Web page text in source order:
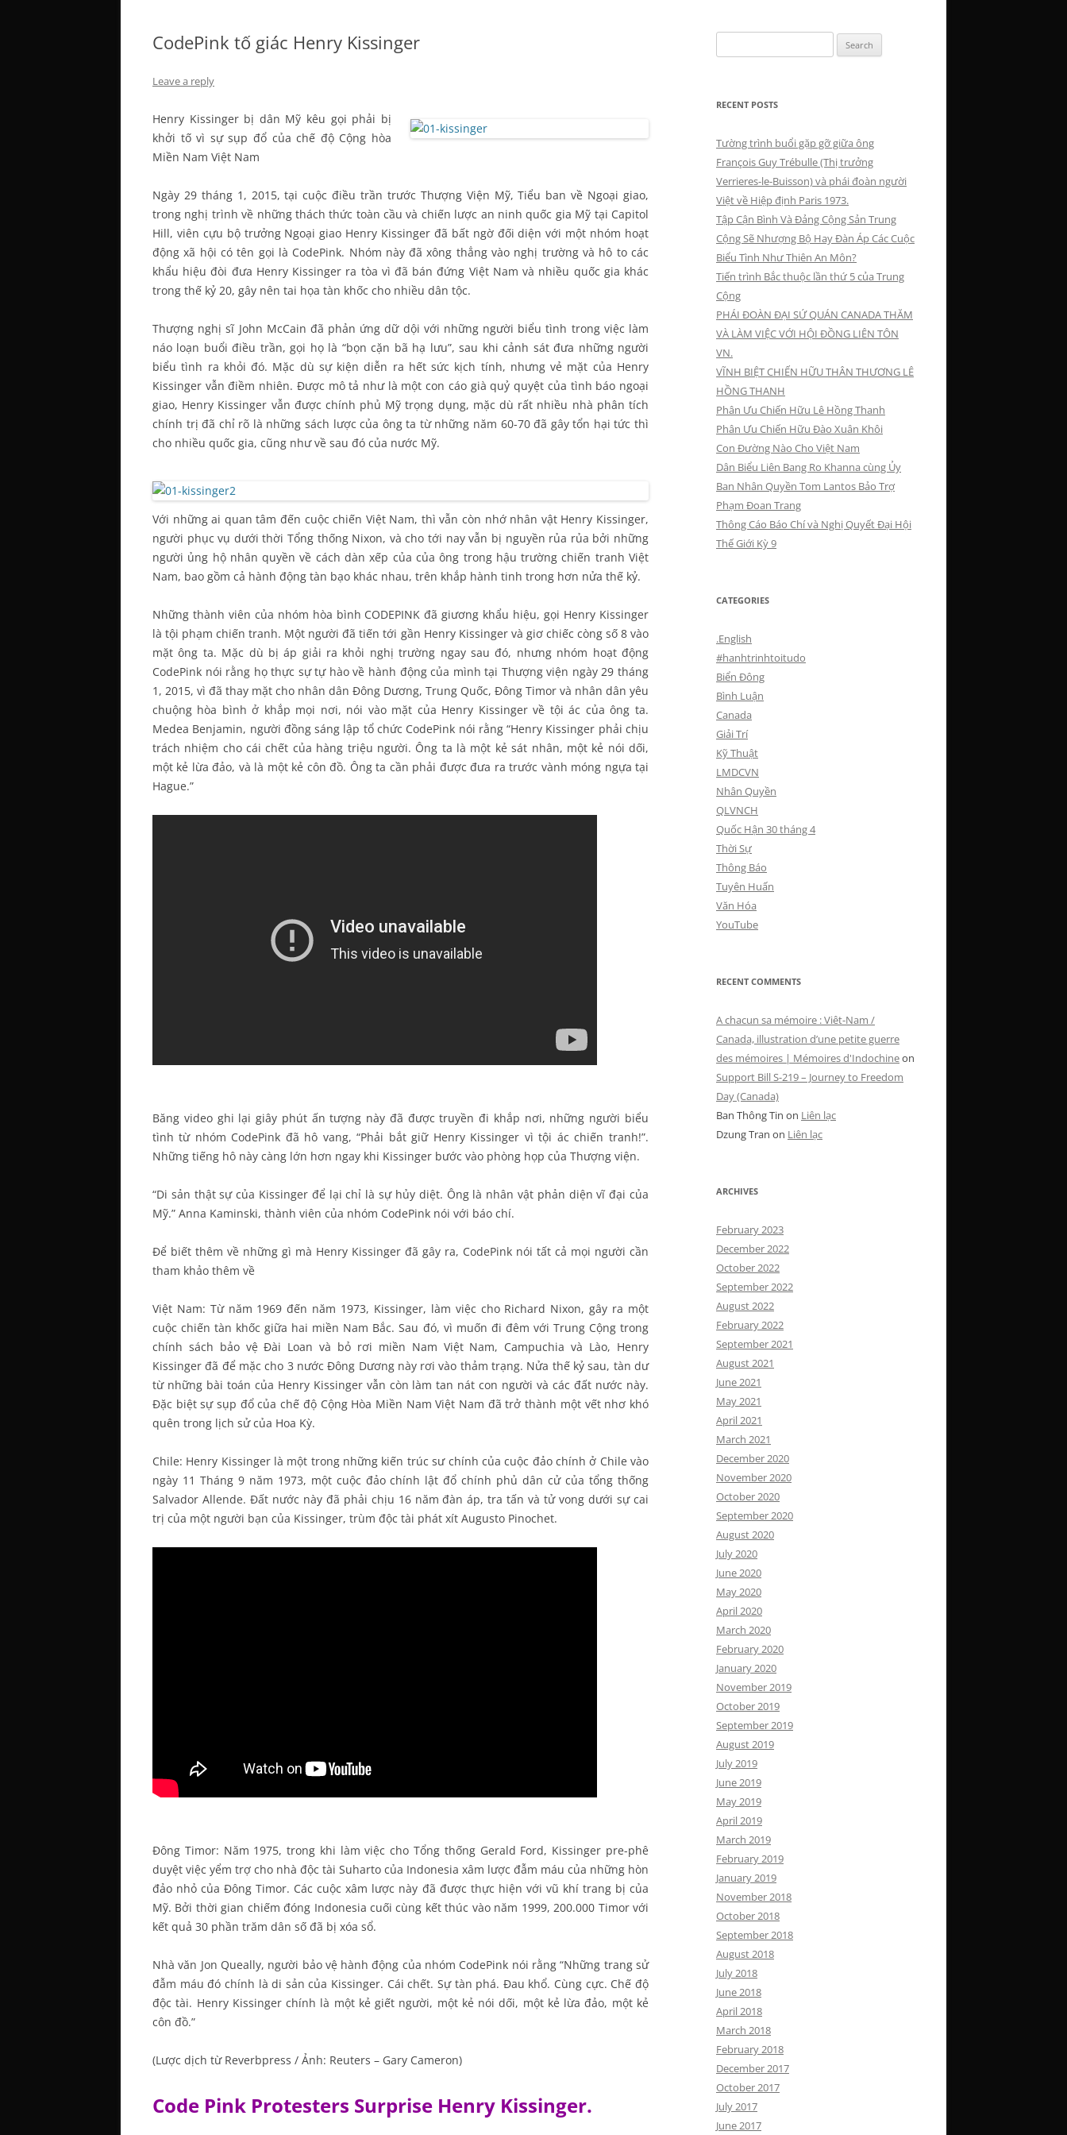
CodePink tố giác Henry Kissinger
Leave a reply
Henry Kissinger bị dân Mỹ kêu gọi phải bị
khởi tố vì sự sụp đổ của chế độ Cộng hòa
Miền Nam Việt Nam
Ngày 29 tháng 1, 2015, tại cuộc điều trần trước Thượng Viện Mỹ, Tiểu ban về Ngoại giao,
trong nghị trình về những thách thức toàn cầu và chiến lược an ninh quốc gia Mỹ tại Capitol
Hill, viên cựu bộ trưởng Ngoại giao Henry Kissinger đã bất ngờ đối diện với một nhóm hoạt
động xã hội có tên gọi là CodePink. Nhóm này đã xông thẳng vào nghị trường và hô to các
khẩu hiệu đòi đưa Henry Kissinger ra tòa vì đã bán đứng Việt Nam và nhiều quốc gia khác
trong thế kỷ 20, gây nên tai họa tàn khốc cho nhiều dân tộc.
Thượng nghị sĩ John McCain đã phản ứng dữ dội với những người biểu tình trong việc làm
náo loạn buổi điều trần, gọi họ là “bọn cặn bã hạ lưu”, sau khi cảnh sát đưa những người
biểu tình ra khỏi đó. Mặc dù sự kiện diễn ra hết sức kịch tính, nhưng vẻ mặt của Henry
Kissinger vẫn điềm nhiên. Được mô tả như là một con cáo già quỷ quyệt của tình báo ngoại
giao, Henry Kissinger vẫn được chính phủ Mỹ trọng dụng, mặc dù rất nhiều nhà phân tích
chính trị đã chỉ rõ là những sách lược của ông ta từ những năm 60-70 đã gây tổn hại tức thì
cho nhiều quốc gia, cũng như về sau đó của nước Mỹ.
Với những ai quan tâm đến cuộc chiến Việt Nam, thì vẫn còn nhớ nhân vật Henry Kissinger,
người phục vụ dưới thời Tổng thống Nixon, và cho tới nay vẫn bị nguyền rủa rủa bởi những
người ủng hộ nhân quyền về cách dàn xếp của của ông trong hậu trường chiến tranh Việt
Nam, bao gồm cả hành động tàn bạo khác nhau, trên khắp hành tinh trong hơn nửa thế kỷ.
Những thành viên của nhóm hòa bình CODEPINK đã giương khẩu hiệu, gọi Henry Kissinger
là tội phạm chiến tranh. Một người đã tiến tới gần Henry Kissinger và giơ chiếc còng số 8 vào
mặt ông ta. Mặc dù bị áp giải ra khỏi nghị trường ngay sau đó, nhưng nhóm hoạt động
CodePink nói rằng họ thực sự tự hào về hành động của mình tại Thượng viện ngày 29 tháng
1, 2015, vì đã thay mặt cho nhân dân Đông Dương, Trung Quốc, Đông Timor và nhân dân yêu
chuộng hòa bình ở khắp mọi nơi, nói vào mặt của Henry Kissinger về tội ác của ông ta.
Medea Benjamin, người đồng sáng lập tổ chức CodePink nói rằng “Henry Kissinger phải chịu
trách nhiệm cho cái chết của hàng triệu người. Ông ta là một kẻ sát nhân, một kẻ nói dối,
một kẻ lừa đảo, và là một kẻ côn đồ. Ông ta cần phải được đưa ra trước vành móng ngựa tại
Hague.”
Băng video ghi lại giây phút ấn tượng này đã được truyền đi khắp nơi, những người biểu
tình từ nhóm CodePink đã hô vang, “Phải bắt giữ Henry Kissinger vì tội ác chiến tranh!”.
Những tiếng hô này càng lớn hơn ngay khi Kissinger bước vào phòng họp của Thượng viện.
“Di sản thật sự của Kissinger để lại chỉ là sự hủy diệt. Ông là nhân vật phản diện vĩ đại của
Mỹ.” Anna Kaminski, thành viên của nhóm CodePink nói với báo chí.
Để biết thêm về những gì mà Henry Kissinger đã gây ra, CodePink nói tất cả mọi người cần
tham khảo thêm về
Việt Nam: Từ năm 1969 đến năm 1973, Kissinger, làm việc cho Richard Nixon, gây ra một
cuộc chiến tàn khốc giữa hai miền Nam Bắc. Sau đó, vì muốn đi đêm với Trung Cộng trong
chính sách bảo vệ Đài Loan và bỏ rơi miền Nam Việt Nam, Campuchia và Lào, Henry
Kissinger đã để mặc cho 3 nước Đông Dương này rơi vào thảm trạng. Nửa thế kỷ sau, tàn dư
từ những bài toán của Henry Kissinger vẫn còn làm tan nát con người và các đất nước này.
Đặc biệt sự sụp đổ của chế độ Cộng Hòa Miền Nam Việt Nam đã trở thành một vết nhơ khó
quên trong lịch sử của Hoa Kỳ.
Chile: Henry Kissinger là một trong những kiến trúc sư chính của cuộc đảo chính ở Chile vào
ngày 11 Tháng 9 năm 1973, một cuộc đảo chính lật đổ chính phủ dân cử của tổng thống
Salvador Allende. Đất nước này đã phải chịu 16 năm đàn áp, tra tấn và tử vong dưới sự cai
trị của một người bạn của Kissinger, trùm độc tài phát xít Augusto Pinochet.
Đông Timor: Năm 1975, trong khi làm việc cho Tổng thống Gerald Ford, Kissinger pre-phê
duyệt việc yểm trợ cho nhà độc tài Suharto của Indonesia xâm lược đẫm máu của những hòn
đảo nhỏ của Đông Timor. Các cuộc xâm lược này đã được thực hiện với vũ khí trang bị của
Mỹ. Bởi thời gian chiếm đóng Indonesia cuối cùng kết thúc vào năm 1999, 200.000 Timor với
kết quả 30 phần trăm dân số đã bị xóa sổ.
Nhà văn Jon Queally, người bảo vệ hành động của nhóm CodePink nói rằng “Những trang sử
đẫm máu đó chính là di sản của Kissinger. Cái chết. Sự tàn phá. Đau khổ. Cùng cực. Chế độ
độc tài. Henry Kissinger chính là một kẻ giết người, một kẻ nói dối, một kẻ lừa đảo, một kẻ
côn đồ.”
(Lược dịch từ Reverbpress / Ảnh: Reuters – Gary Cameron)
Code Pink Protesters Surprise Henry Kissinger.
for:
RECENT POSTS
Tường trình buổi gặp gỡ giữa ông
François Guy Trébulle (Thị trưởng
Verrieres-le-Buisson) và phái đoàn người
Việt về Hiệp định Paris 1973.
Tập Cận Bình Và Đảng Cộng Sản Trung
Cộng Sẽ Nhượng Bộ Hay Đàn Áp Các Cuộc
Biểu Tình Như Thiên An Môn?
Tiến trình Bắc thuộc lần thứ 5 của Trung
Cộng
PHÁI ĐOÀN ĐẠI SỨ QUÁN CANADA THĂM
VÀ LÀM VIỆC VỚI HỘI ĐỒNG LIÊN TÔN
VN.
VĨNH BIỆT CHIẾN HỮU THÂN THƯƠNG LÊ
HỒNG THANH
Phân Ưu Chiến Hữu Lê Hồng Thanh
Phân Ưu Chiến Hữu Đào Xuân Khôi
Con Đường Nào Cho Việt Nam
Dân Biểu Liên Bang Ro Khanna cùng Ủy
Ban Nhân Quyền Tom Lantos Bảo Trợ
Phạm Đoan Trang
Thông Cáo Báo Chí và Nghị Quyết Đại Hội
Thế Giới Kỳ 9
CATEGORIES
.English
#hanhtrinhtoitudo
Biển Đông
Bình Luận
Canada
Giải Trí
Kỹ Thuật
LMDCVN
Nhân Quyền
QLVNCH
Quốc Hận 30 tháng 4
Thời Sự
Thông Báo
Tuyên Huấn
Văn Hóa
YouTube
RECENT COMMENTS
A chacun sa mémoire : Viêt-Nam /
Canada, illustration d’une petite guerre
des mémoires | Mémoires d'Indochineon
Support Bill S-219 – Journey to Freedom
Day (Canada)
Ban Thông Tin on Liên lạc
Dzung Tran on Liên lạc
ARCHIVES
February 2023
December 2022
October 2022
September 2022
August 2022
February 2022
September 2021
August 2021
June 2021
May 2021
April 2021
March 2021
December 2020
November 2020
October 2020
September 2020
August 2020
July 2020
June 2020
May 2020
April 2020
March 2020
February 2020
January 2020
November 2019
October 2019
September 2019
August 2019
July 2019
June 2019
May 2019
April 2019
March 2019
February 2019
January 2019
November 2018
October 2018
September 2018
August 2018
July 2018
June 2018
April 2018
March 2018
February 2018
December 2017
October 2017
July 2017
June 2017